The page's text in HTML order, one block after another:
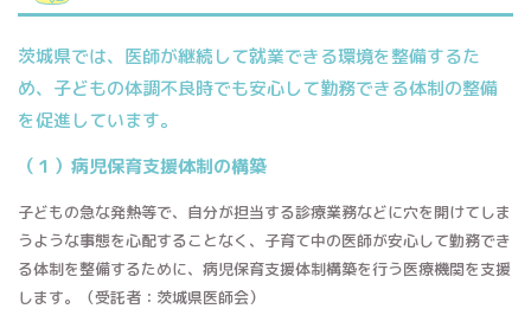
茨城県では、医師が継続して就業できる環境を整備するた
め、子どもの体調不良時でも安心して勤務できる体制の整備
を促進しています。
（１）病児保育支援体制の構築
子どもの急な発熱等で、自分が担当する診療業務などに穴を開けてしま
うような事態を心配することなく、子育て中の医師が安心して勤務でき
る体制を整備するために、病児保育支援体制構築を行う医療機関を支援
します。（受託者：茨城県医師会）